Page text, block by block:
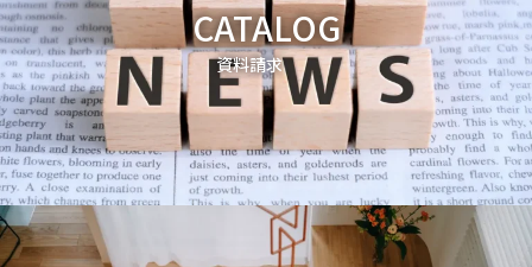
CATALOG
資料請求